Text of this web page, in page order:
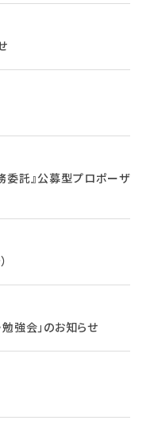
託』公募型プロポーザ
強会」のお知らせ